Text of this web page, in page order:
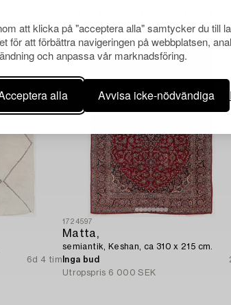
att klicka på "acceptera alla" samtycker du till
för att förbättra navigeringen på webbplatsen,
och anpassa vår marknadsföring.
alla Avvisa icke-nödvändiga
6d 4 tim
1724597
Matta,
semiantik, Keshan, ca 310 x 215 cm.
Inga bud
Utropspris 6 000 SEK